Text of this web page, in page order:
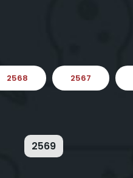
2568 2567
2569